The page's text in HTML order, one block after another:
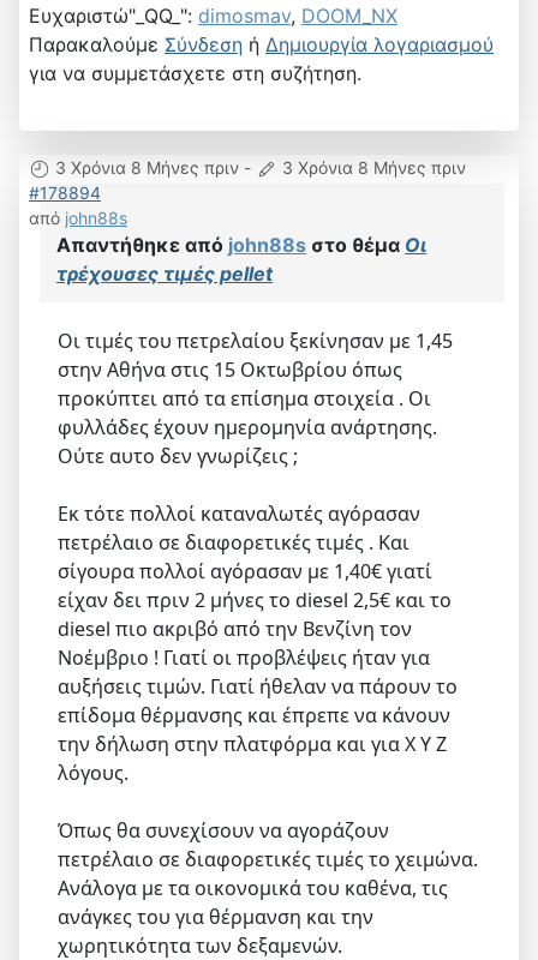
Ευχαριστώ"_QQ_": dimosmav, DOOM_NX
Παρακαλούμε Σύνδεση ή Δημιουργία λογαριασμού
για να συμμετάσχετε στη συζήτηση.
3 Χρόνια 8 Μήνες πριν -
3 Χρόνια 8 Μήνες πριν
#178894
από john88s
Απαντήθηκε από john88s στο θέμα Οι
τρέχουσες τιμές pellet
Οι τιμές του πετρελαίου ξεκίνησαν με 1,45
στην Αθήνα στις 15 Οκτωβρίου όπως
προκύπτει από τα επίσημα στοιχεία . Οι
φυλλάδες έχουν ημερομηνία ανάρτησης.
Ούτε αυτο δεν γνωρίζεις ;
Εκ τότε πολλοί καταναλωτές αγόρασαν
πετρέλαιο σε διαφορετικές τιμές . Και
σίγουρα πολλοί αγόρασαν με 1,40€ γιατί
είχαν δει πριν 2 μήνες το diesel 2,5€ και το
diesel πιο ακριβό από την Βενζίνη τον
Νοέμβριο ! Γιατί οι προβλέψεις ήταν για
αυξήσεις τιμών. Γιατί ήθελαν να πάρουν το
επίδομα θέρμανσης και έπρεπε να κάνουν
την δήλωση στην πλατφόρμα και για Χ Υ Ζ
λόγους.
Όπως θα συνεχίσουν να αγοράζουν
πετρέλαιο σε διαφορετικές τιμές το χειμώνα.
Ανάλογα με τα οικονομικά του καθένα, τις
ανάγκες του για θέρμανση και την
χωρητικότητα των δεξαμενών.